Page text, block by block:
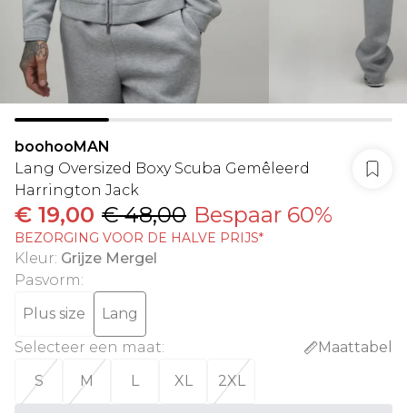
boohooMAN
Lang Oversized Boxy Scuba Gemêleerd
Harrington Jack
€ 19,00 € 48,00 Bespaar 60%
BEZORGING VOOR DE HALVE PRIJS*
Kleur: Grijze Mergel
Pasvorm:
Plus size
Lang
Selecteer een maat:
Maattabel
S
M L XL 2XL